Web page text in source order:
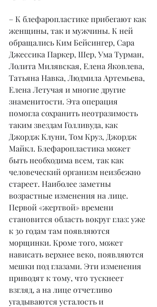
– К блефаропластике прибегают как
женщины, так и мужчины. К ней
обращались Ким Бейсингер, Сара
Джессика Паркер, Шер, Ума Турман,
Лолита Милявская, Елена Яковлева,
Татьяна Навка, Людмила Артемьева,
Елена Летучая и многие другие
знаменитости. Эта операция
помогла сохранить неотразимость
таким звездам Голливуда, как
Джордж Клуни, Том Круз, Джордж
Майкл. Блефаропластика может
быть необходима всем, так как
человеческий организм неизбежно
стареет. Наиболее заметны
возрастные изменения на лице.
Первой «жертвой» времени
становится область вокруг глаз: уже
к 30 годам там появляются
морщинки. Кроме того, может
нависать верхнее веко, появляются
мешки под глазами. Эти изменения
приводят к тому, что тускнеет
взгляд, а на лице отчетливо
угадываются усталость и